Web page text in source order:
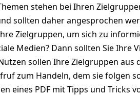
stehen bei Ihren
sollten daher angesprochen
Zielgruppen, um sich zu
Medien? Dann sollten Sie Ihre
sollen Ihre Zielgruppen aus
zum Handeln, dem sie folgen
eines PDF mit Tipps und Tricks